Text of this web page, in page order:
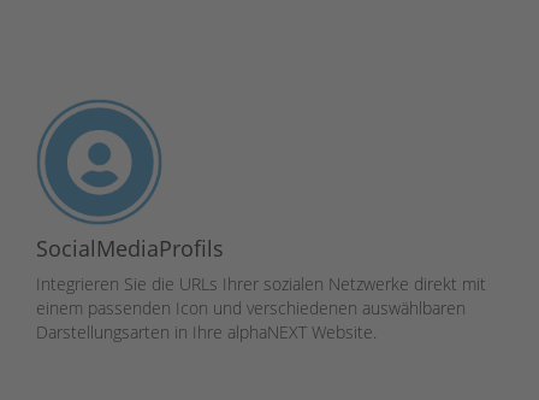
SocialMediaProfils
Integrieren Sie die URLs Ihrer sozialen Netzwerke direkt mit
einem passenden Icon und verschiedenen auswählbaren
Darstellungsarten in Ihre alphaNEXT Website.